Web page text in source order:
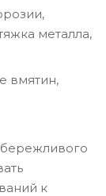
металла,
вмятин,
к